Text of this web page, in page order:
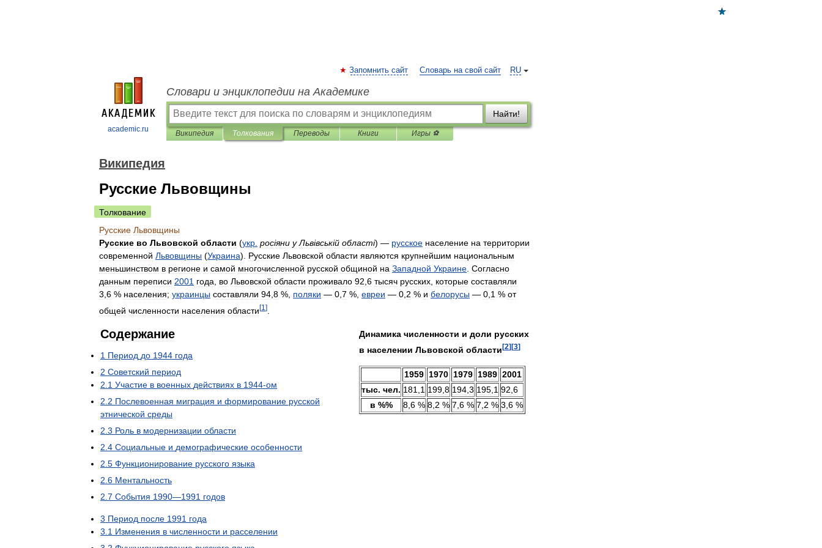
academic.ru
RU
Запомнить сайт Словарь на свой сайт
Словари и энциклопедии на Академике
Найти!
Википедия Толкования Переводы Книги Игры ⚽
Википедия
Русские Львовщины
Толкование
Русские Львовщины
Русские во Львовской области (укр росіяни у Львівській області) — русское население на территории
современной Львовщины (Украина). Русские Львовской области являются крупнейшим национальным
меньшинством в регионе и самой многочисленной русской общиной на Западной Украине Согласно
данным переписи 2001 года во Львовской области проживало 92 6 тысяч русских которые составляли
3 6 % населения; украинцы составляли 94 8 %, поляки — 0 7 %, евреи — 0 2 % и белорусы — 0 1 % от
общей численности населения области[1 ]
Динамика численности и доли русских
в населении Львовской области [2] [3]
1959 1970 1979 1989 2001
тыс. чел. 181,1 199,8 194,3 195,1 92,6
в %% 8,6 % 8,2 % 7,6 % 7,2 % 3,6 %
Содержание
1 Период до 1944 года
2 Советский период
2 1 Участие в военных действиях в 1944-ом
2 2 Послевоенная миграция и формирование русской
этнической среды
2 3 Роль в модернизации области
2 4 Социальные и демографические особенности
2 5 Функционирование русского языка
2 6 Ментальность
2 7 События 1990—1991 годов
3 Период после 1991 года
3 1 Изменения в численности и расселении